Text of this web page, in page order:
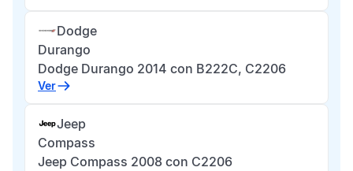
Dodge
Durango
Dodge Durango 2014 con B222C, C2206
Ver
Jeep
Compass
Jeep Compass 2008 con C2206